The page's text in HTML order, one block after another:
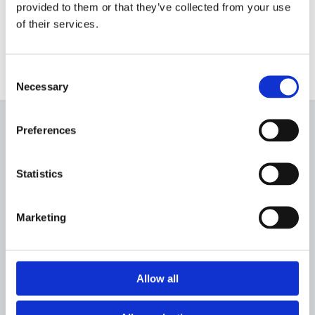
provided to them or that they’ve collected from your use
of their services.
Selection
Necessary
Preferences
Statistics
Marketing
Allow all
www.wagner-profesional.ro
Sunt de acord sa primesc newslettere